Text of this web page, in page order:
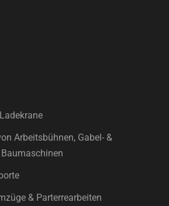
Arbeitsbühnen, Gabel- &
& Parterrearbeiten